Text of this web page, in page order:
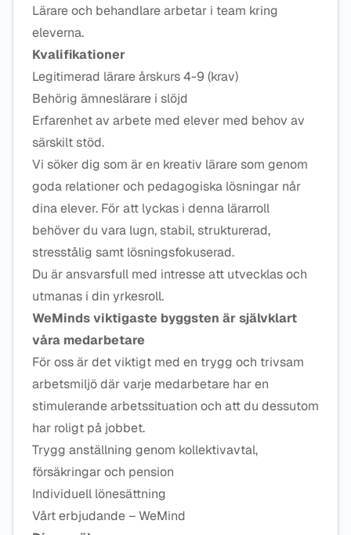
Lärare och behandlare arbetar i team kring
eleverna.
Kvalifikationer
Legitimerad lärare årskurs 4-9 (krav)
Behörig ämneslärare i slöjd
Erfarenhet av arbete med elever med behov av
särskilt stöd.
Vi söker dig som är en kreativ lärare som genom
goda relationer och pedagogiska lösningar når
dina elever. För att lyckas i denna lärarroll
behöver du vara lugn, stabil, strukturerad,
stresstålig samt lösningsfokuserad.
Du är ansvarsfull med intresse att utvecklas och
utmanas i din yrkesroll.
WeMinds viktigaste byggsten är självklart
våra medarbetare
För oss är det viktigt med en trygg och trivsam
arbetsmiljö där varje medarbetare har en
stimulerande arbetssituation och att du dessutom
har roligt på jobbet.
Trygg anställning genom kollektivavtal,
försäkringar och pension
Individuell lönesättning
Vårt erbjudande – WeMind